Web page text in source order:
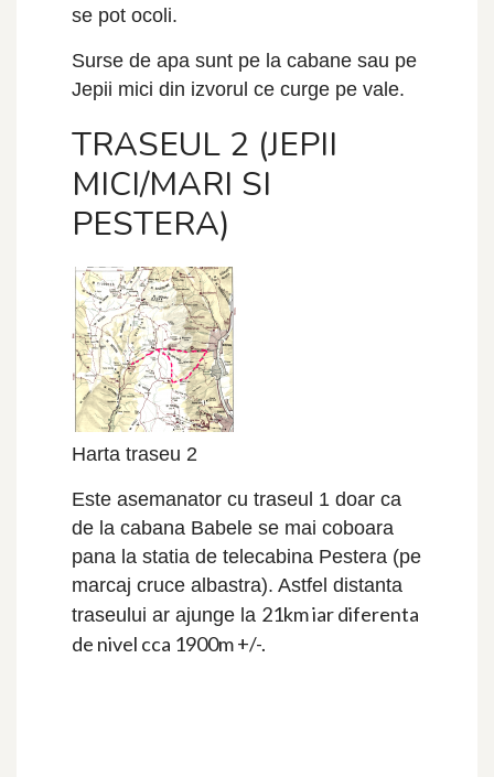
se pot ocoli.
Surse de apa sunt pe la cabane sau pe
Jepii mici din izvorul ce curge pe vale.
TRASEUL 2 (JEPII
MICI/MARI SI
PESTERA)
Harta traseu 2
Este asemanator cu traseul 1 doar ca
de la cabana Babele se mai coboara
pana la statia de telecabina Pestera (pe
marcaj cruce albastra). Astfel distanta
traseului ar ajunge la 21km iar diferenta
de nivel cca 1900m +/-.